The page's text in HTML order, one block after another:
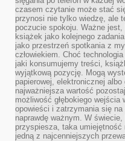
czasem czytanie może stać
przynosi nie tylko wiedzę, ale
poczucie spokoju. Ważne jest,
książek jako kolejnego
jako przestrzeń spotkania z
człowiekiem. Choć
jaki konsumujemy treści,
wyjątkową pozycję. Mogą
papierowej, elektronicznej
najważniejsza wartość
możliwość głębokiego wejścia
opowieści i zatrzymania się na
naprawdę ważnym. W
przyspiesza, taka
jedną z najcenniejszych